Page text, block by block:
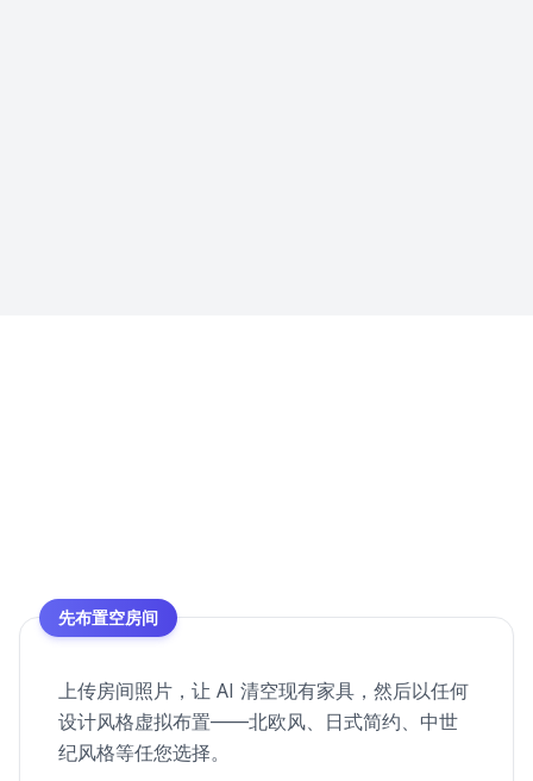
先布置空房间
上传房间照片，让 AI 清空现有家具，然后以任何
设计风格虚拟布置——北欧风、日式简约、中世
纪风格等任您选择。